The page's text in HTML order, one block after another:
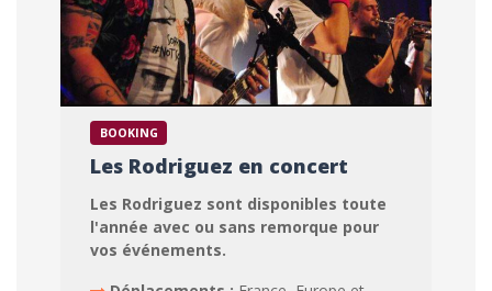
BOOKING
Les Rodriguez en concert
Les Rodriguez sont disponibles toute
l'année avec ou sans remorque pour
vos événements.